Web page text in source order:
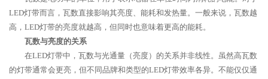
LED灯带而言，瓦数直接影响其亮度、能耗和发热量。一般来说，瓦数越
高，LED灯带的亮度就越高，但同时也意味着更高的能耗。
瓦数与亮度的关系
在LED灯带中，瓦数与光通量（亮度）的关系并非线性。虽然高瓦数
的灯带通常会更亮，但不同品牌和类型的LED灯带效率各异。不能仅仅通